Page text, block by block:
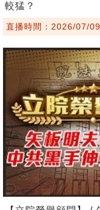
較猛？
直播時間：2026/07/